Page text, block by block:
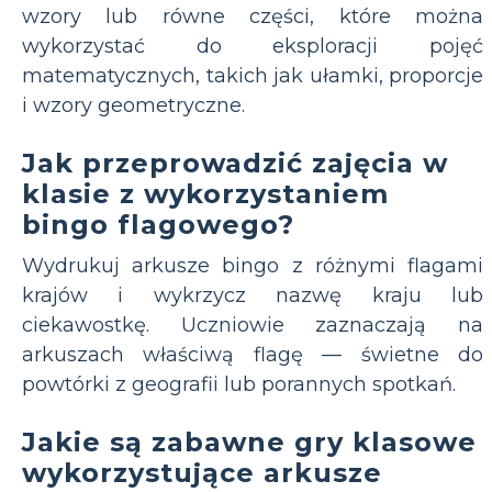
wzory lub równe części, które można
wykorzystać do eksploracji pojęć
matematycznych, takich jak ułamki, proporcje
i wzory geometryczne.
Jak przeprowadzić zajęcia w
klasie z wykorzystaniem
bingo flagowego?
Wydrukuj arkusze bingo z różnymi flagami
krajów i wykrzycz nazwę kraju lub
ciekawostkę. Uczniowie zaznaczają na
arkuszach właściwą flagę — świetne do
powtórki z geografii lub porannych spotkań.
Jakie są zabawne gry klasowe
wykorzystujące arkusze